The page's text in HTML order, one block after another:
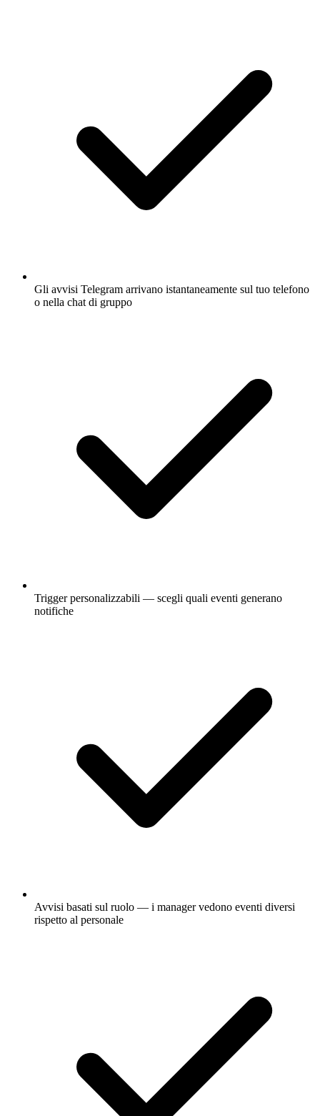
Gli avvisi Telegram arrivano istantaneamente sul tuo telefono
o nella chat di gruppo
Trigger personalizzabili — scegli quali eventi generano
notifiche
Avvisi basati sul ruolo — i manager vedono eventi diversi
rispetto al personale